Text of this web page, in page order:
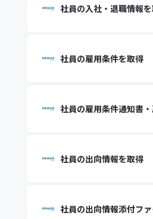
社員の入社・退職情報
社員の雇用条件を取得
社員の雇用条件通知書
社員の出向情報を取得
社員の出向情報添付フ